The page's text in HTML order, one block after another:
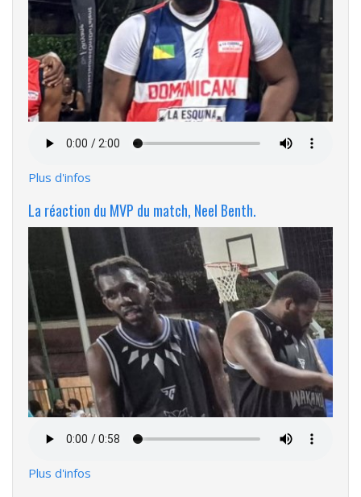
audio
Plus d'infos
La réaction du MVP du match, Neel Benth.
audio
Plus d'infos